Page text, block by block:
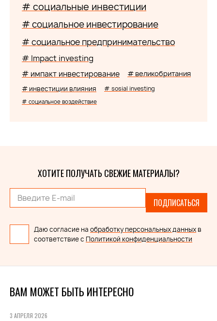
# социальные инвестиции
# социальное инвестирование
# социальное предпринимательство
# Impact investing
# импакт инвестирование # великобритания
# инвестиции влияния # sosial investing
# социальное воздействие
ХОТИТЕ ПОЛУЧАТЬ СВЕЖИЕ МАТЕРИАЛЫ?
ПОДПИСАТЬСЯ
Даю согласие на обработку персональных данных в
соответствие с Политикой конфиденциальности
ВАМ МОЖЕТ БЫТЬ ИНТЕРЕСНО
3 АПРЕЛЯ 2026